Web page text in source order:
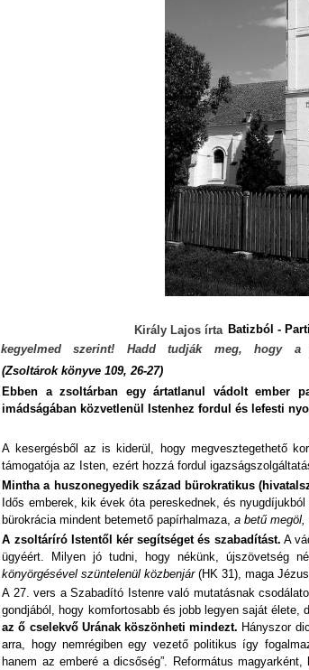
Király Lajos írta Batizból -
kegyelmed szerint! Hadd tudják meg, hogy
(Zsoltárok könyve 109, 26-27)
Ebben a zsoltárban egy ártatlanul vádolt ember
imádságában közvetlenül Istenhez fordul és lefesti
A kesergésből az is kiderül, hogy megvesztegethető
támogatója az Isten, ezért hozzá fordul
Mintha a huszonegyedik század bürokratikus
Idős emberek, kik évek óta pereskednek, és
bürokrácia mindent betemető papírhalmaza,a betű
A zsoltáríró Istentől kér segítséget és szabadítást. A
ügyéért. Milyen jó tudni, hogy nékünk, újszövetség
könyörgésével szüntelenül közbenjár(HK 31), maga
A 27. vers a Szabadító Istenre való mutatásnak
gondjából, hogy komfortosabb és jobb legyen saját
az ő cselekvő Urának köszönheti mindezt. Hányszor
arra, hogy nemrégiben egy vezető politikus így
hanem az emberé a dicsőség”. Református